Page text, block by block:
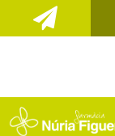
al